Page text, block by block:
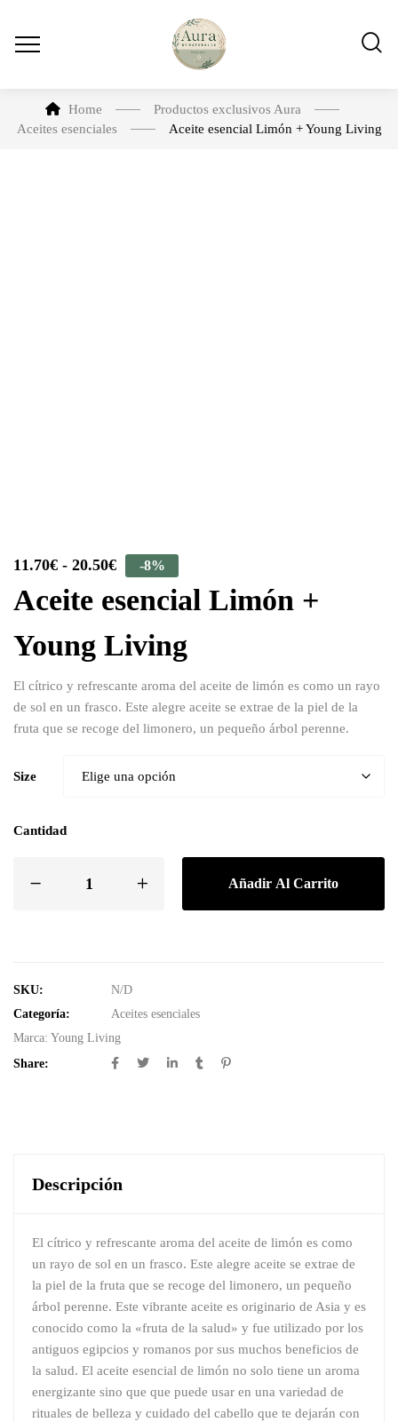
Home
Productos exclusivos Aura
Aceites esenciales
Aceite esencial Limón + Young Living
11.70€ - 20.50€ -8%
Aceite esencial Limón +
Young Living
El cítrico y refrescante aroma del aceite de limón es como un rayo
de sol en un frasco. Este alegre aceite se extrae de la piel de la
fruta que se recoge del limonero, un pequeño árbol perenne.
Size
Cantidad
Añadir Al Carrito
SKU:
N/D
Categoría:
Aceites esenciales
Marca: Young Living
Share:
Descripción
El cítrico y refrescante aroma del aceite de limón es como
un rayo de sol en un frasco. Este alegre aceite se extrae de
la piel de la fruta que se recoge del limonero, un pequeño
árbol perenne. Este vibrante aceite es originario de Asia y es
conocido como la «fruta de la salud» y fue utilizado por los
antiguos egipcios y romanos por sus muchos beneficios de
la salud. El aceite esencial de limón no solo tiene un aroma
energizante sino que que puede usar en una variedad de
rituales de belleza y cuidado del cabello que te dejarán con